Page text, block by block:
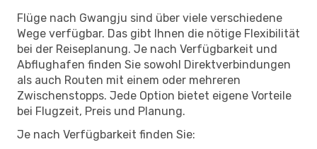
Flüge nach Gwangju sind über viele verschiedene
Wege verfügbar. Das gibt Ihnen die nötige Flexibilität
bei der Reiseplanung. Je nach Verfügbarkeit und
Abflughafen finden Sie sowohl Direktverbindungen
als auch Routen mit einem oder mehreren
Zwischenstopps. Jede Option bietet eigene Vorteile
bei Flugzeit, Preis und Planung.
Je nach Verfügbarkeit finden Sie: